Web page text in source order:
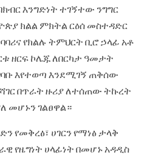
እንግድነት ተገኝተው ንግግር
ክልል ምክትል ርዕሰ መስተዳድር
የክልሉ ትምህርት ቢሮ ኃላፊ አቶ
ዘርፍ ኮሌጁ ለበርካታ ዓመታት
እየተወጣ እንደሚገኝ ጠቅሰው
በጥራት ዙሪያ ለተሰጠው ትኩረት
መሆኑን ገልፀዋል።
የመቅረፅ፣ ሀገርን የማነፅ ታላቅ
የዜግነት ሀላፊነት በመሆኑ አዳዲስ